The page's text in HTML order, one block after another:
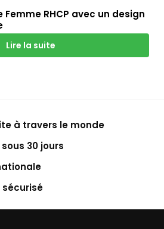
RHCP avec un design
Lire la suite
à travers le monde
30 jours
sécurisé